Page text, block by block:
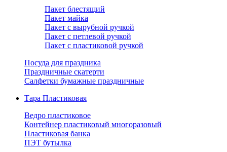
Пакет блестящий
Пакет майка
Пакет с вырубной ручкой
Пакет с петлевой ручкой
Пакет с пластиковой ручкой
Посуда для праздника
Праздничные скатерти
Салфетки бумажные праздничные
Тара Пластиковая
Ведро пластиковое
Контейнер пластиковый многоразовый
Пластиковая банка
ПЭТ бутылка